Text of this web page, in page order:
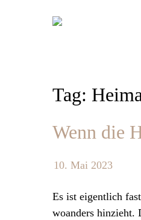
Tag:
Wenn die
10. Mai 2023
Es ist eigentlich
woanders hinzieht.